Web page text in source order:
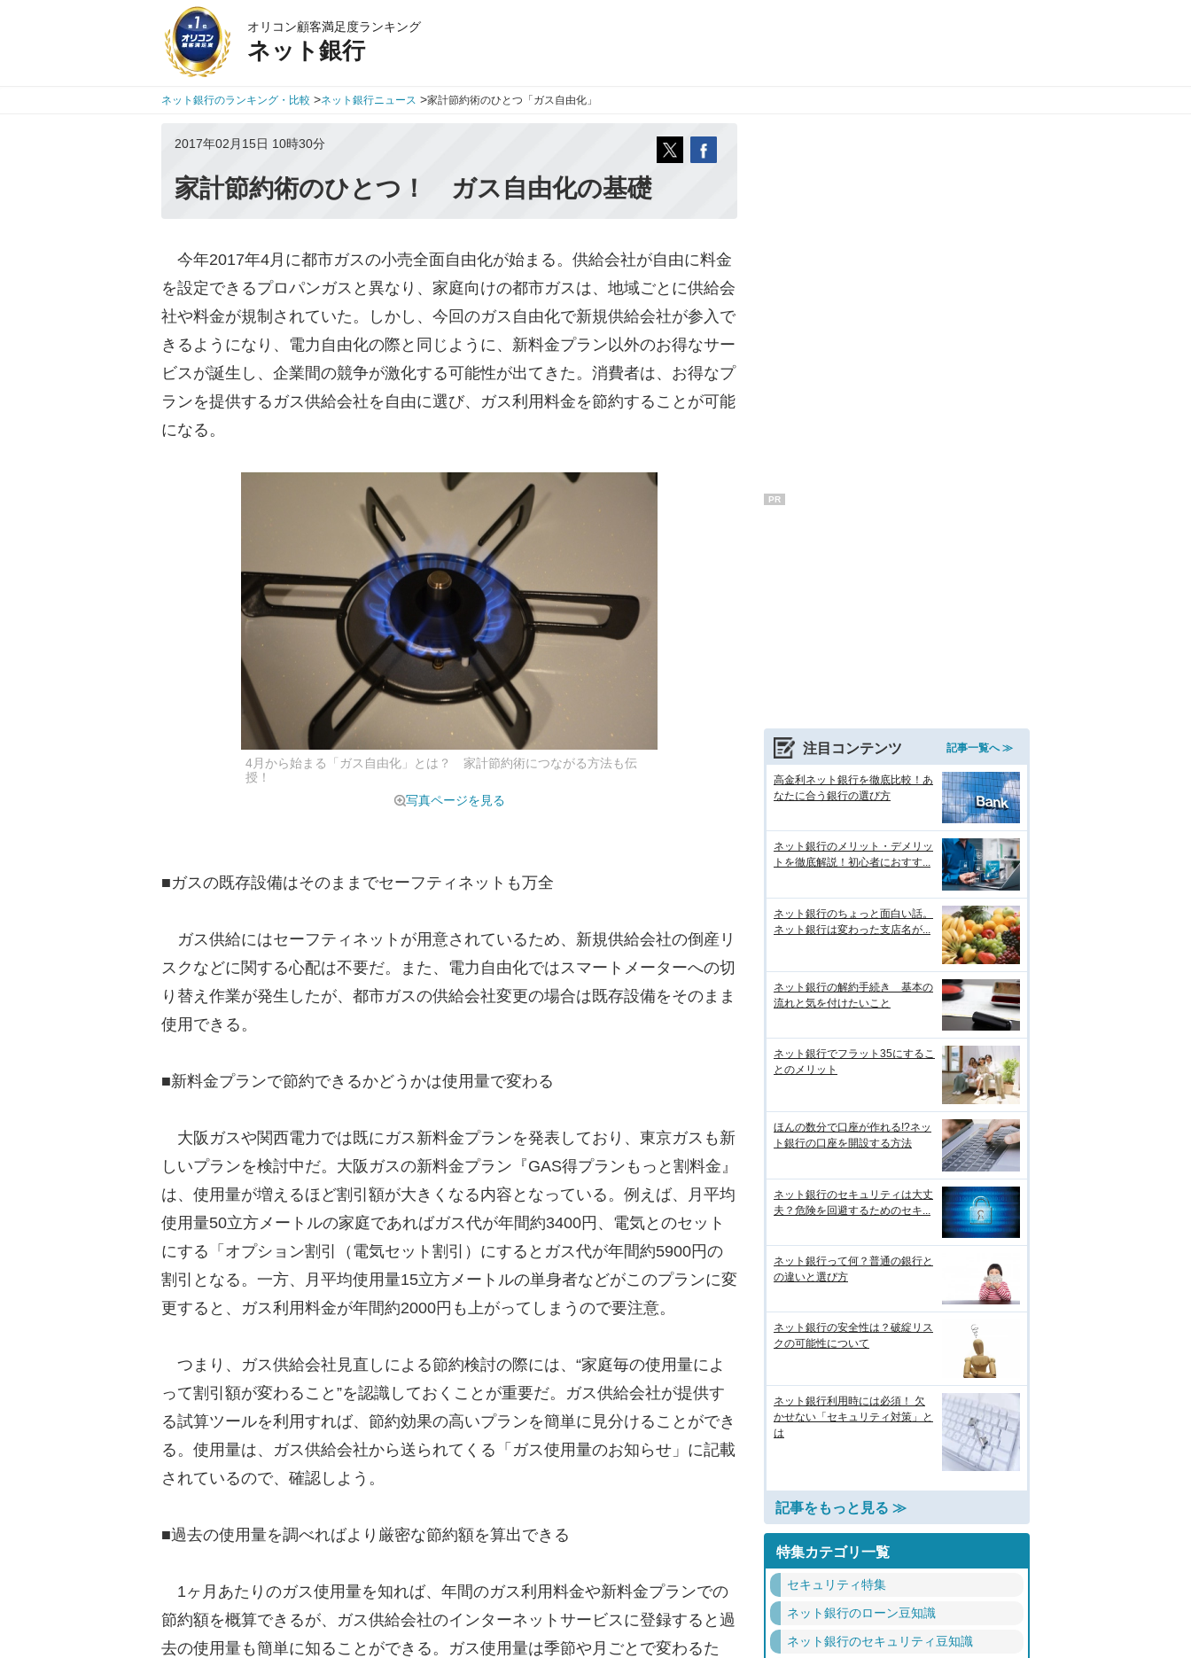
オリコン顧客満足度ランキング
ネット銀行
ネット銀行のランキング・比較 >ネット銀行ニュース >家計節約術のひとつ「ガス自由化」
2017年02月15日 10時30分
家計節約術のひとつ！ ガス自由化の基礎
今年2017年4月に都市ガスの小売全面自由化が始まる。供給会社が自由に料金
を設定できるプロパンガスと異なり、家庭向けの都市ガスは、地域ごとに供給会
社や料金が規制されていた。しかし、今回のガス自由化で新規供給会社が参入で
きるようになり、電力自由化の際と同じように、新料金プラン以外のお得なサー
ビスが誕生し、企業間の競争が激化する可能性が出てきた。消費者は、お得なプ
ランを提供するガス供給会社を自由に選び、ガス利用料金を節約することが可能
になる。
4月から始まる「ガス自由化」とは？ 家計節約術につながる方法も伝
授！
写真ページを見る
■ガスの既存設備はそのままでセーフティネットも万全
ガス供給にはセーフティネットが用意されているため、新規供給会社の倒産リ
スクなどに関する心配は不要だ。また、電力自由化ではスマートメーターへの切
り替え作業が発生したが、都市ガスの供給会社変更の場合は既存設備をそのまま
使用できる。
■新料金プランで節約できるかどうかは使用量で変わる
大阪ガスや関西電力では既にガス新料金プランを発表しており、東京ガスも新
しいプランを検討中だ。大阪ガスの新料金プラン『GAS得プランもっと割料金』
は、使用量が増えるほど割引額が大きくなる内容となっている。例えば、月平均
使用量50立方メートルの家庭であればガス代が年間約3400円、電気とのセット
にする「オプション割引（電気セット割引）にするとガス代が年間約5900円の
割引となる。一方、月平均使用量15立方メートルの単身者などがこのプランに変
更すると、ガス利用料金が年間約2000円も上がってしまうので要注意。
つまり、ガス供給会社見直しによる節約検討の際には、“家庭毎の使用量によ
って割引額が変わること”を認識しておくことが重要だ。ガス供給会社が提供す
る試算ツールを利用すれば、節約効果の高いプランを簡単に見分けることができ
る。使用量は、ガス供給会社から送られてくる「ガス使用量のお知らせ」に記載
されているので、確認しよう。
■過去の使用量を調べればより厳密な節約額を算出できる
1ヶ月あたりのガス使用量を知れば、年間のガス利用料金や新料金プランでの
節約額を概算できるが、ガス供給会社のインターネットサービスに登録すると過
去の使用量も簡単に知ることができる。ガス使用量は季節や月ごとで変わるた
PR
注目コンテンツ 記事一覧へ ≫
高金利ネット銀行を徹底比較！あ
なたに合う銀行の選び方
ネット銀行のメリット・デメリッ
トを徹底解説！初心者におすす...
ネット銀行のちょっと面白い話。
ネット銀行は変わった支店名が...
ネット銀行の解約手続き 基本の
流れと気を付けたいこと
ネット銀行でフラット35にするこ
とのメリット
ほんの数分で口座が作れる!?ネッ
ト銀行の口座を開設する方法
ネット銀行のセキュリティは大丈
夫？危険を回避するためのセキ...
ネット銀行って何？普通の銀行と
の違いと選び方
ネット銀行の安全性は？破綻リス
クの可能性について
ネット銀行利用時には必須！ 欠
かせない「セキュリティ対策」と
は
記事をもっと見る ≫
特集カテゴリ一覧
セキュリティ特集
ネット銀行のローン豆知識
ネット銀行のセキュリティ豆知識